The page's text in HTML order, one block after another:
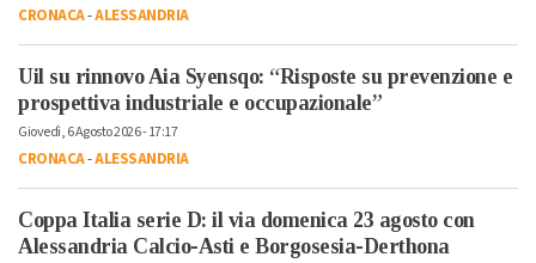
CRONACA-ALESSANDRIA
Uil su rinnovo Aia Syensqo: “Risposte su prevenzione e
prospettiva industriale e occupazionale”
Giovedì, 6 Agosto 2026 - 17:17
CRONACA-ALESSANDRIA
Coppa Italia serie D: il via domenica 23 agosto con
Alessandria Calcio-Asti e Borgosesia-Derthona